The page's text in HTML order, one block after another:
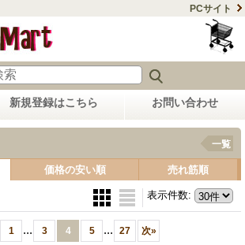
PCサイト
新規登録はこちら お問い合わせ
一覧
価格の安い順 売れ筋順
表示件数:
1 ... 3 4 5 ... 27 次»